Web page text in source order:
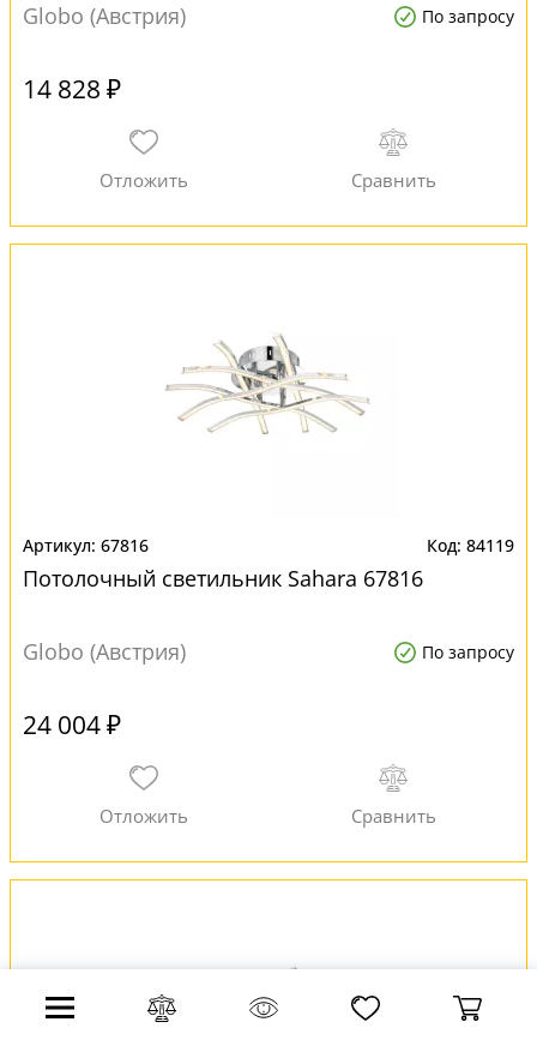
Globo (Австрия) По запросу
14 828 ₽
67816 84119
Потолочный светильник Sahara 67816
Globo (Австрия) По запросу
24 004 ₽